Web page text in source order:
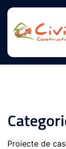
Sari
conținut
Proiecte de